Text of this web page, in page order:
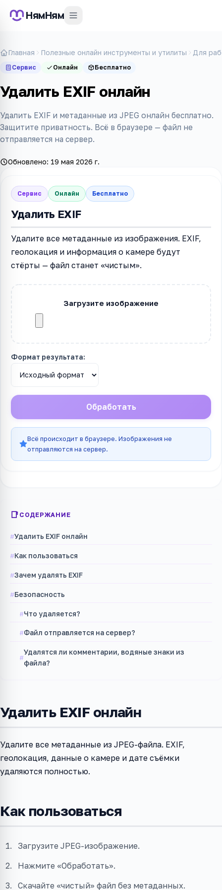
НямНям
Главная Полезные онлайн инструменты и утилиты Для
Сервис Онлайн Бесплатно
Удалить EXIF онлайн
Удалить EXIF и метаданные из JPEG онлайн бесплатно.
Защитите приватность. Всё в браузере — файл не
отправляется на сервер.
Обновлено: 19 мая 2026 г.
Сервис Онлайн Бесплатно
Удалить EXIF
Удалите все метаданные из изображения. EXIF,
геолокация и информация о камере будут
стёрты — файл станет «чистым».
Загрузите изображение
Формат результата:
Обработать
Всё происходит в браузере. Изображения не
отправляются на сервер.
СОДЕРЖАНИЕ
Удалить EXIF онлайн
Как пользоваться
Зачем удалять EXIF
Безопасность
Что удаляется?
Файл отправляется на сервер?
Удалятся ли комментарии, водяные знаки из
файла?
Удалить EXIF онлайн
Удалите все метаданные из JPEG-файла. EXIF,
геолокация, данные о камере и дате съёмки
удаляются полностью.
Как пользоваться
Загрузите JPEG-изображение.
Нажмите «Обработать».
Скачайте «чистый» файл без метаданных.